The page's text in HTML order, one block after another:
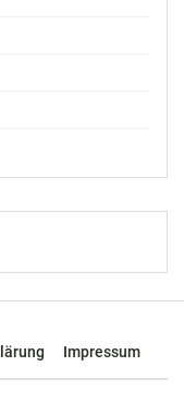
Impressum